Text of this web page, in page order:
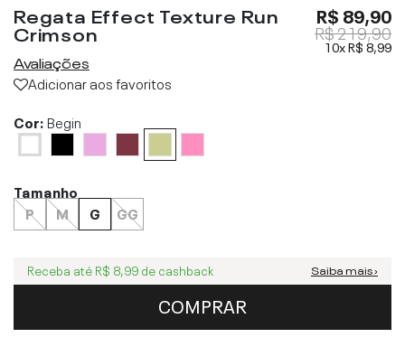
Regata Effect Texture Run
Crimson
Avaliações
Adicionar aos favoritos
R$ 89,90
R$ 219,90
10xR$ 8,99
Cor:Begin
Tamanho
P
M G GG
Receba até R$ 8,99 de cashback Saiba mais ›
COMPRAR